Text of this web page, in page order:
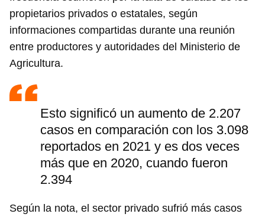
propietarios privados o estatales, según
informaciones compartidas durante una reunión
entre productores y autoridades del Ministerio de
Agricultura.
Esto significó un aumento de 2.207
casos en comparación con los 3.098
reportados en 2021 y es dos veces
más que en 2020, cuando fueron
2.394
Según la nota, el sector privado sufrió más casos